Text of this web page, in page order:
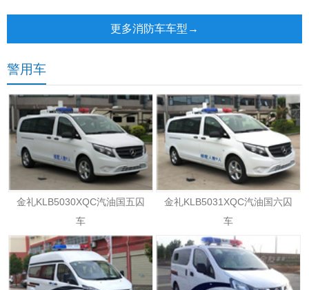
更多消防车车型→
警用车
金礼KLB5030XQC汽油国五囚
车
金礼KLB5031XQC汽油国六囚
车